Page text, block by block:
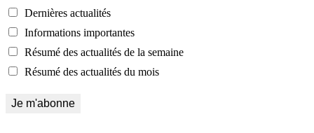
Dernières actualités
Informations importantes
Résumé des actualités de la semaine
Résumé des actualités du mois